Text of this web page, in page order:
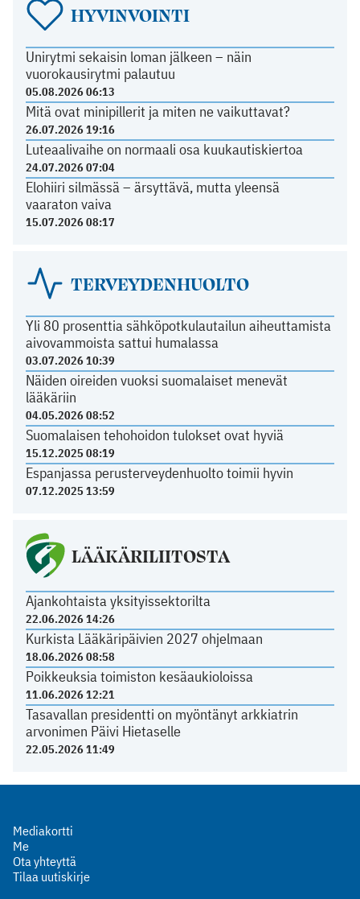
HYVINVOINTI
Unirytmi sekaisin loman jälkeen – näin
vuorokausirytmi palautuu
05.08.2026 06:13
Mitä ovat minipillerit ja miten ne vaikuttavat?
26.07.2026 19:16
Luteaalivaihe on normaali osa kuukautiskiertoa
24.07.2026 07:04
Elohiiri silmässä – ärsyttävä, mutta yleensä
vaaraton vaiva
15.07.2026 08:17
TERVEYDENHUOLTO
Yli 80 prosenttia sähköpotkulautailun aiheuttamista
aivovammoista sattui humalassa
03.07.2026 10:39
Näiden oireiden vuoksi suomalaiset menevät
lääkäriin
04.05.2026 08:52
Suomalaisen tehohoidon tulokset ovat hyviä
15.12.2025 08:19
Espanjassa perusterveydenhuolto toimii hyvin
07.12.2025 13:59
LÄÄKÄRILIITOSTA
Ajankohtaista yksityissektorilta
22.06.2026 14:26
Kurkista Lääkäripäivien 2027 ohjelmaan
18.06.2026 08:58
Poikkeuksia toimiston kesäaukioloissa
11.06.2026 12:21
Tasavallan presidentti on myöntänyt arkkiatrin
arvonimen Päivi Hietaselle
22.05.2026 11:49
Mediakortti
Me
Ota yhteyttä
Tilaa uutiskirje